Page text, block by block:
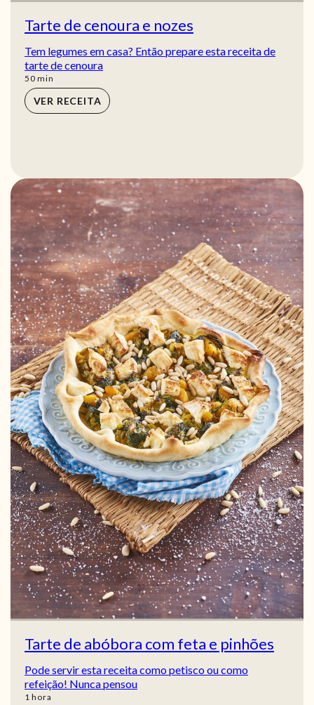
Tarte de cenoura e nozes
Tem legumes em casa? Então prepare esta receita de
tarte de cenoura
50min
min
VER RECEITA
Tarte de abóbora com feta e pinhões
Pode servir esta receita como petisco ou como
refeição! Nunca pensou
1 hora
hora